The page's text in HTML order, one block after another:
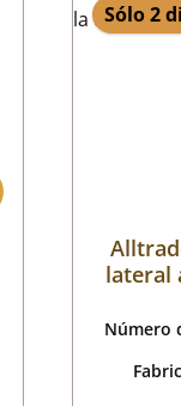
Sólo 2
lateral
Número